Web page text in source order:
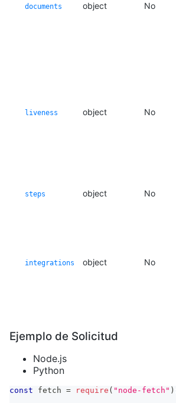
documents object No
liveness object No
steps object No
integrations object No
Ejemplo de Solicitud
Node.js
Python
const fetch = require ( "node-fetch" )